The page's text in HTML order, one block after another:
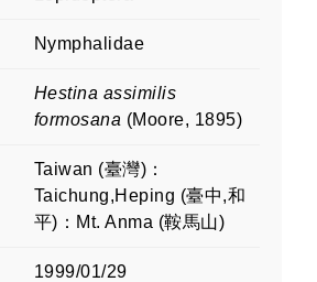
Nymphalidae
Hestina assimilis
formosana (Moore, 1895)
Taiwan (臺灣)：
Taichung,Heping (臺中,和
平)：Mt. Anma (鞍馬山)
1999/01/29